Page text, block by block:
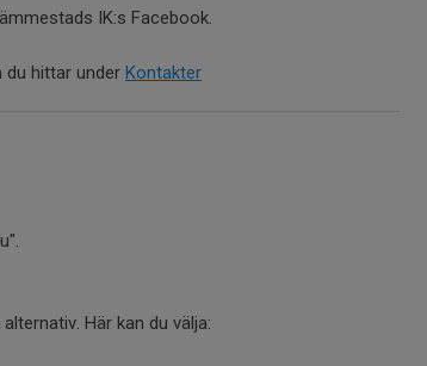
IK:s Facebook.
du hittar under Kontakter
Här kan du välja: